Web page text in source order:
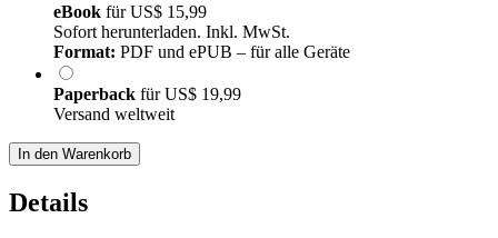
eBook fürUS$ 15,99
Sofort herunterladen. Inkl. MwSt.
Format: PDF und ePUB – für alle Geräte
Paperback fürUS$ 19,99
Versand weltweit
In den Warenkorb
Details